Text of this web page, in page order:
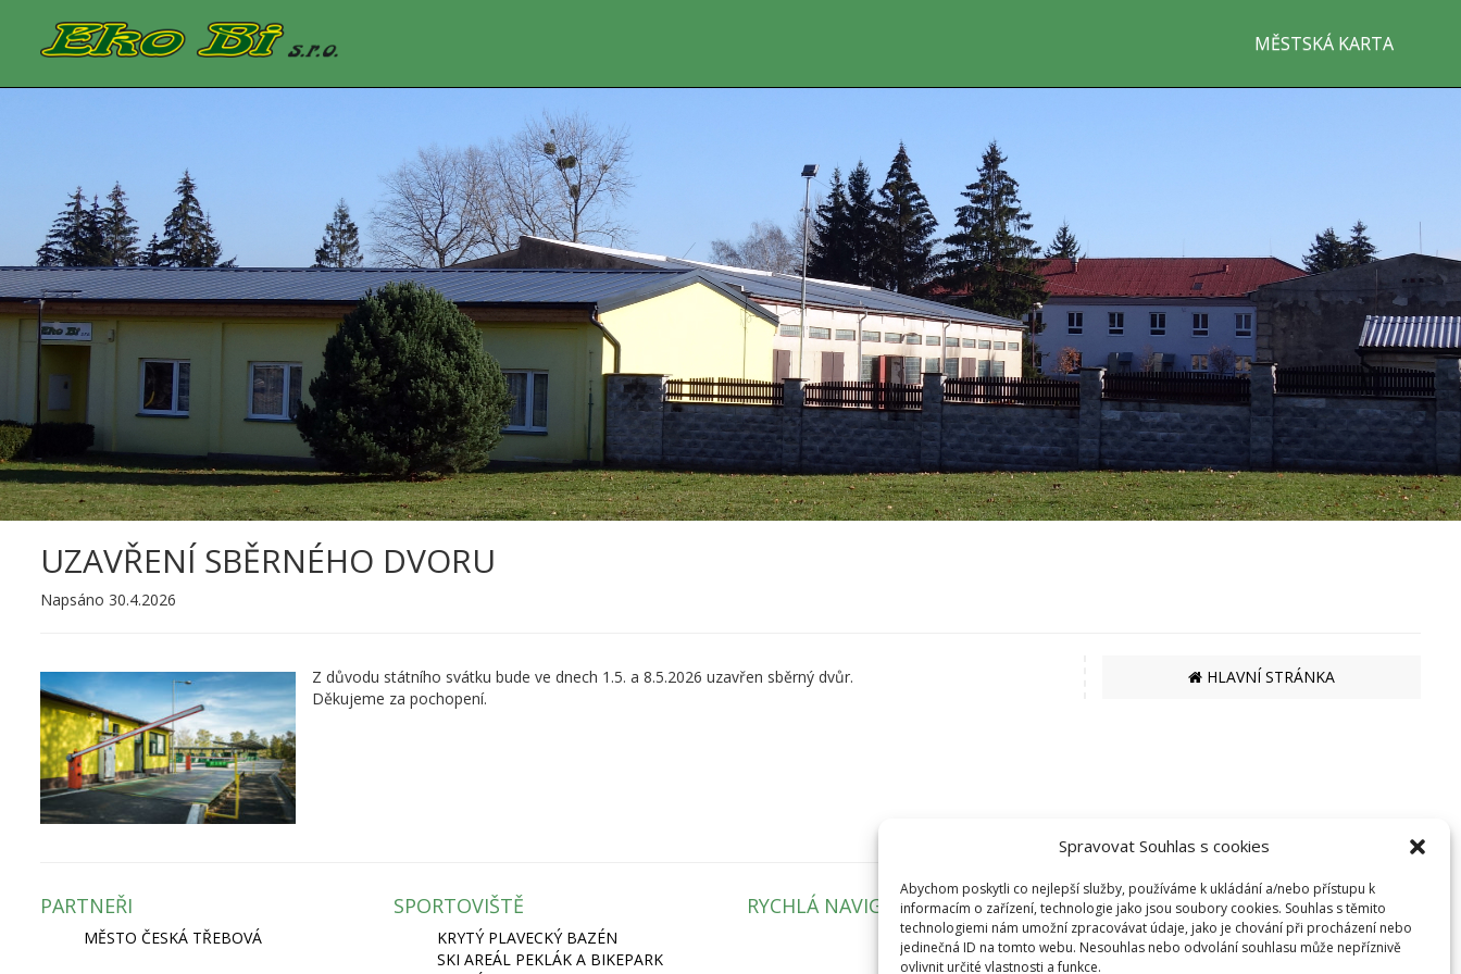
Spravovat Souhlas s cookies
Abychom poskytli co nejlepší služby, používáme k ukládání a/nebo přístupu k
informacím o zařízení, technologie jako jsou soubory cookies. Souhlas s těmito
technologiemi nám umožní zpracovávat údaje, jako je chování při procházení nebo
jedinečná ID na tomto webu. Nesouhlas nebo odvolání souhlasu může nepříznivě
ovlivnit určité vlastnosti a funkce.
MĚSTSKÁ KARTA
UZAVŘENÍ SBĚRNÉHO DVORU
Napsáno 30.4.2026
Z důvodu státního svátku bude ve dnech 1.5. a 8.5.2026 uzavřen sběrný dvůr.
Děkujeme za pochopení.
HLAVNÍ STRÁNKA
PARTNEŘI
MĚSTO ČESKÁ TŘEBOVÁ
SPORTOVIŠTĚ
KRYTÝ PLAVECKÝ BAZÉN
SKI AREÁL PEKLÁK A BIKEPARK
RYCHLÁ NAVIGACE EKO BI S.R.O.
SEMANÍNSKÁ 2050
560 02 ČESKÁ TŘEBOVÁ